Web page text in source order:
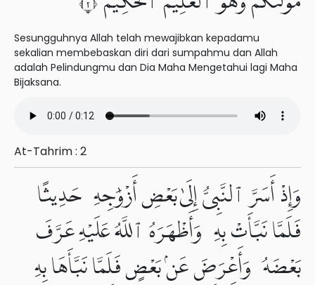
Sesungguhnya Allah telah mewajibkan kepadamu
sekalian membebaskan diri dari sumpahmu dan Allah
adalah Pelindungmu dan Dia Maha Mengetahui lagi Maha
Bijaksana.
At-Tahrim : 2
وَإِذْ أَسَرَّ ٱلنَّبِىُّ إِلَىٰ بَعْضِ أَزْوَٰجِهِۦ حَدِيثًا
فَلَمَّا نَبَّأَتْ بِهِۦ وَأَظْهَرَهُ ٱللَّهُ عَلَيْهِ عَرَّفَ
بَعْضَهُۥ وَأَعْرَضَ عَنۢ بَعْضٍ فَلَمَّا نَبَّأَهَا بِهِۦ